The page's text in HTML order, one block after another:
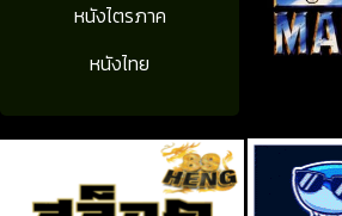
หนังไตรภาค
หนังไทย